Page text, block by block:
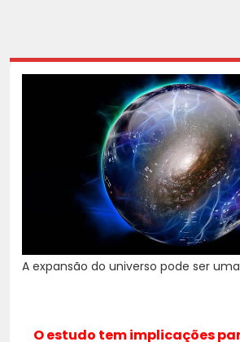
A expansão do universo pode ser
O estudo tem implicações